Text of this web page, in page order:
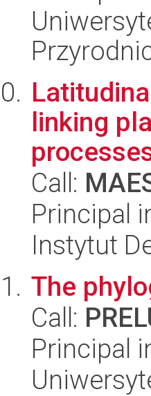
linking
Call:
Principal
Instytut
The
Call:
Principal